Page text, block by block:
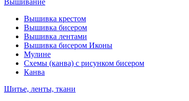
Вышивание
Вышивка крестом
Вышивка бисером
Вышивка лентами
Вышивка бисером Иконы
Мулине
Схемы (канва) с рисунком бисером
Канва
Шитье, ленты, ткани